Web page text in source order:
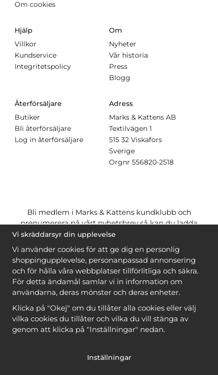
Om cookies
Hjälp
Villkor
Kundservice
Integritetspolicy
Om
Nyheter
Vår historia
Press
Blogg
Återförsäljare
Butiker
Bli återförsäljare
Log in återförsäljare
Adress
Marks & Kattens AB
Textilvägen 1
515 32 Viskafors
Sverige
Orgnr 556820-2518
Bli medlem i Marks & Kattens kundklubb och
prenumerera på vårt nyhetsbrev så kan du ladda
ner många mönstergratisoch få många
när du handlar garn till mönstret. Du ser vilka som
är
gratis när du är inloggad
Bli medlem
Copyright © 2026, Marks & Kattens AB
Vi skräddarsyr din upplevelse
Vi använder cookies för att ge dig en personlig
shoppingupplevelse, personanpassad annonsering
och för hålla våra webbplatser tillförlitliga och säkra.
För detta ändamål samlar vi in information om
användarna, deras mönster och deras enheter.
Klicka på "Okej" om du tillåter alla cookies eller välj
vilka cookies du tillåter och vilka du vill stänga av
genom att klicka på "Inställningar" nedan.
Inställningar